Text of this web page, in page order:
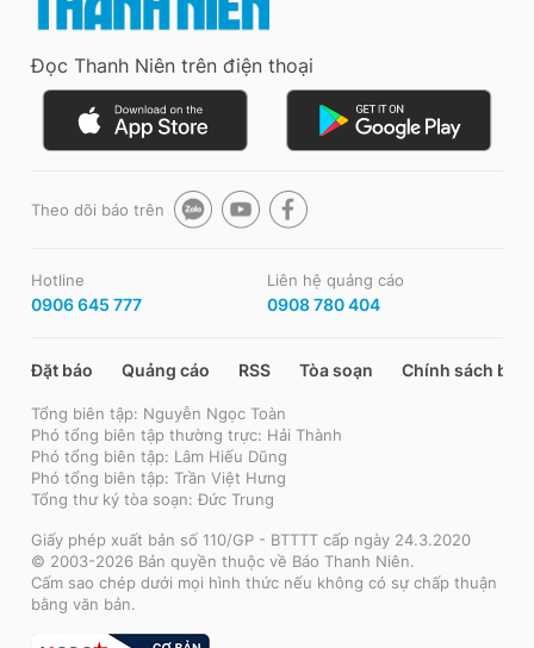
Đọc Thanh Niên trên điện thoại
Theo dõi báo trên
Hotline
0906 645 777
Liên hệ quảng cáo
0908 780 404
Đặt báo Quảng cáo RSS Tòa soạn Chính sách bảo
Tổng biên tập: Nguyễn Ngọc Toàn
Phó tổng biên tập thường trực: Hải Thành
Phó tổng biên tập: Lâm Hiếu Dũng
Phó tổng biên tập: Trần Việt Hưng
Tổng thư ký tòa soạn: Đức Trung
Giấy phép xuất bản số 110/GP - BTTTT cấp ngày 24.3.2020
© 2003-2026 Bản quyền thuộc về Báo Thanh Niên.
Cấm sao chép dưới mọi hình thức nếu không có sự chấp thuận
bằng văn bản.